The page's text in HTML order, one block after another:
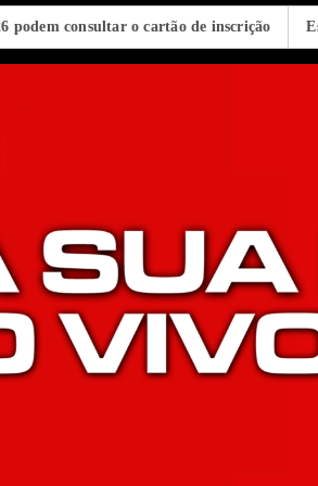
o cartão de inscrição Estado de São